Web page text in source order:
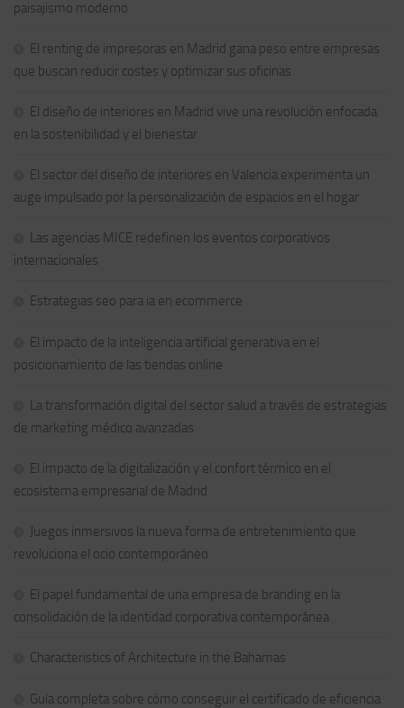
paisajismo moderno
El renting de impresoras en Madrid gana peso entre empresas
que buscan reducir costes y optimizar sus oficinas
El diseño de interiores en Madrid vive una revolución enfocada
en la sostenibilidad y el bienestar
El sector del diseño de interiores en Valencia experimenta un
auge impulsado por la personalización de espacios en el hogar
Las agencias MICE redefinen los eventos corporativos
internacionales
Estrategias seo para ia en ecommerce
El impacto de la inteligencia artificial generativa en el
posicionamiento de las tiendas online
La transformación digital del sector salud a través de estrategias
de marketing médico avanzadas
El impacto de la digitalización y el confort térmico en el
ecosistema empresarial de Madrid
Juegos inmersivos la nueva forma de entretenimiento que
revoluciona el ocio contemporáneo
El papel fundamental de una empresa de branding en la
consolidación de la identidad corporativa contemporánea
Characteristics of Architecture in the Bahamas
Guía completa sobre cómo conseguir el certificado de eficiencia